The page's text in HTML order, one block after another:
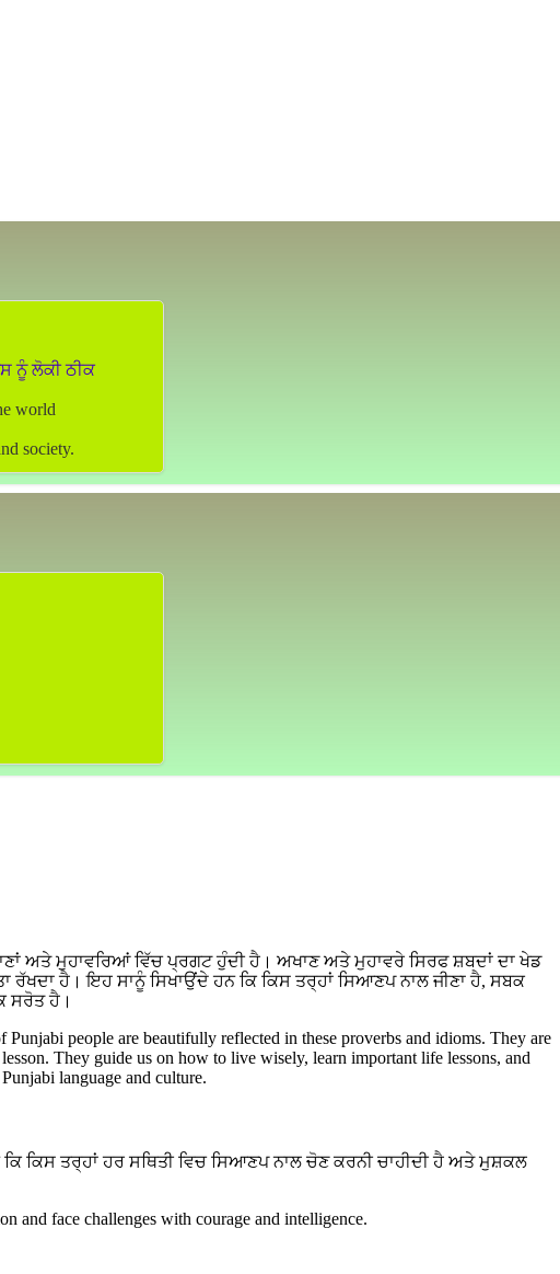
ਨੂੰ ਲੋਕੀ ਠੀਕ
world
society.
ਅਤੇ ਮੁਹਾਵਰਿਆਂ ਵਿੱਚ ਪ੍ਰਗਟ ਹੁੰਦੀ ਹੈ। ਅਖਾਣ ਅਤੇ ਮੁਹਾਵਰੇ ਸਿਰਫ ਸ਼ਬਦਾਂ ਦਾ ਖੇਡ
ਹੈ। ਇਹ ਸਾਨੂੰ ਸਿਖਾਉਂਦੇ ਹਨ ਕਿ ਕਿਸ ਤਰ੍ਹਾਂ ਸਿਆਣਪ ਨਾਲ ਜੀਣਾ ਹੈ, ਸਬਕ
ਸਰੋਤ ਹੈ।
people are beautifully reflected in these proverbs and idioms. They are
They guide us on how to live wisely, learn important life lessons, and
language and culture.
ਤਰ੍ਹਾਂ ਹਰ ਸਥਿਤੀ ਵਿਚ ਸਿਆਣਪ ਨਾਲ ਚੋਣ ਕਰਨੀ ਚਾਹੀਦੀ ਹੈ ਅਤੇ ਮੁਸ਼ਕਲ
and face challenges with courage and intelligence.